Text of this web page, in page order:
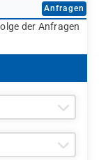
Anfragen
der Anfragen